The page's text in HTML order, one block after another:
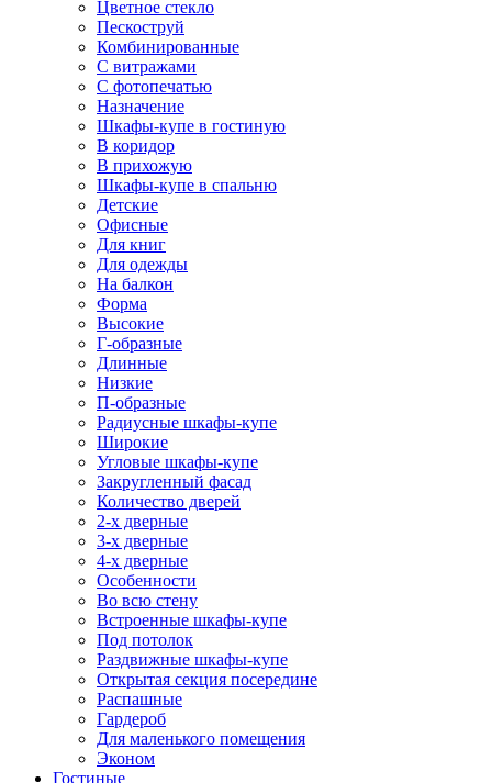
Цветное стекло
Пескоструй
Комбинированные
С витражами
С фотопечатью
Назначение
Шкафы-купе в гостиную
В коридор
В прихожую
Шкафы-купе в спальню
Детские
Офисные
Для книг
Для одежды
На балкон
Форма
Высокие
Г-образные
Длинные
Низкие
П-образные
Радиусные шкафы-купе
Широкие
Угловые шкафы-купе
Закругленный фасад
Количество дверей
2-х дверные
3-х дверные
4-х дверные
Особенности
Во всю стену
Встроенные шкафы-купе
Под потолок
Раздвижные шкафы-купе
Открытая секция посередине
Распашные
Гардероб
Для маленького помещения
Эконом
Гостиные